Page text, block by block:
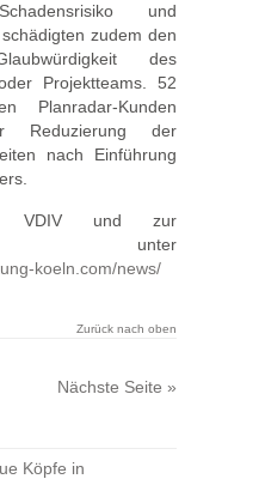
und
zudem den
des
Projektteams. 52
Planradar-Kunden
Reduzierung der
nach Einführung
VDIV und zur
koeln.com/news/
Zurück nach oben
Nächste Seite »
Köpfe in